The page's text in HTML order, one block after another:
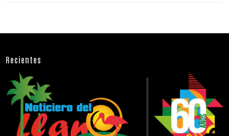
Recientes